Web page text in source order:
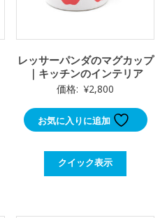
レッサーパンダのマグカップ
｜キッチンのインテリア
価格: ¥2,800
お気に入りに追加
クイック表示